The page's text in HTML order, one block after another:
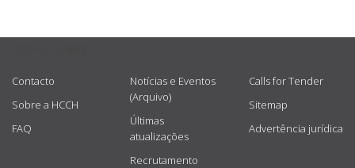
Contacto
Sobre a HCCH
FAQ
Notícias e Eventos
(Arquivo)
Últimas
atualizações
Recrutamento
Calls for Tender
Sitemap
Advertência jurídica